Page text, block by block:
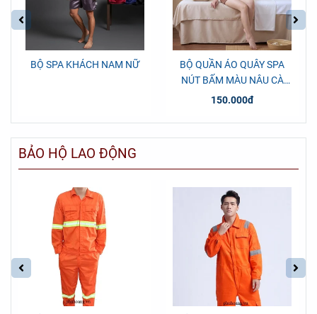
BỘ SPA KHÁCH NAM NỮ
BỘ QUẦN ÁO QUÂY SPA
NÚT BẤM MÀU NÂU CÀ
PHÊ
150.000đ
BẢO HỘ LAO ĐỘNG